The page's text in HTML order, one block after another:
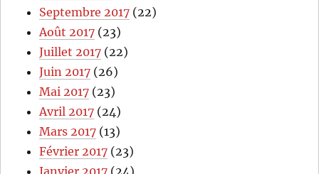
Septembre 2017 (22)
Août 2017 (23)
Juillet 2017 (22)
Juin 2017 (26)
Mai 2017 (23)
Avril 2017 (24)
Mars 2017 (13)
Février 2017 (23)
Janvier 2017 (24)